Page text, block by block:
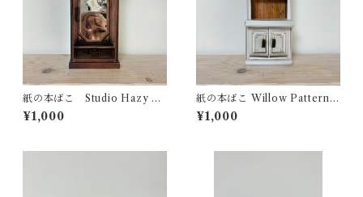
紙の本ばこ Studio Hazy Sp
ecula ※新バージョン
¥1,000
紙の本ばこ Willow Pattern
Dresser ※新バージョン
¥1,000